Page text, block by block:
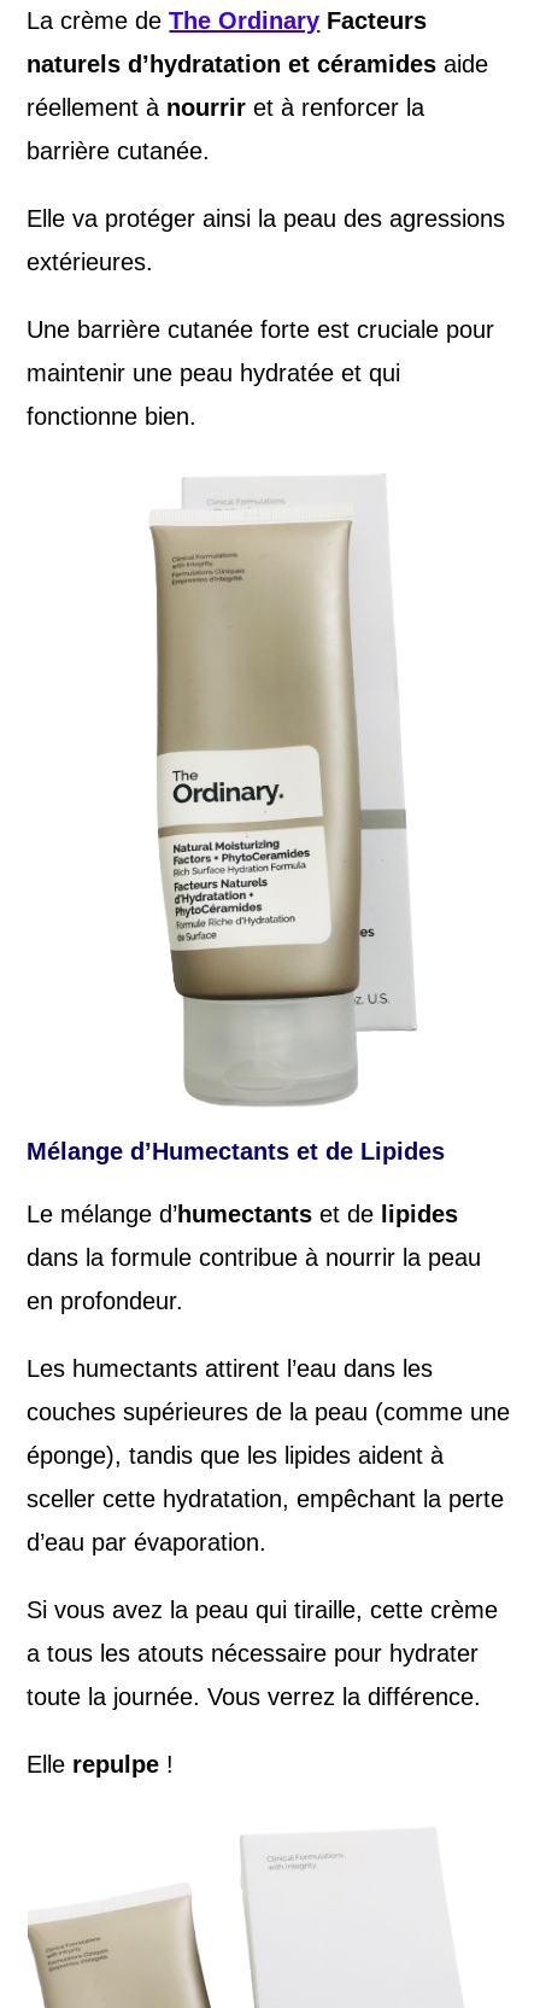
La crème deThe Ordinary Facteurs
naturels d’hydratation et céramides aide
réellement à nourriret à renforcer la
barrière cutanée.
Elle va protéger ainsi la peau des agressions
extérieures.
Une barrière cutanée forte est cruciale pour
maintenir une peau hydratée et qui
fonctionne bien.
Mélange d’Humectants et de Lipides
Le mélange d’humectants et de lipides
dans la formule contribue à nourrir la peau
en profondeur.
Les humectants attirent l’eau dans les
couches supérieures de la peau (comme une
éponge), tandis que les lipides aident à
sceller cette hydratation, empêchant la perte
d’eau par évaporation.
Si vous avez la peau qui tiraille, cette crème
a tous les atouts nécessaire pour hydrater
toute la journée. Vous verrez la différence.
Elle repulpe !